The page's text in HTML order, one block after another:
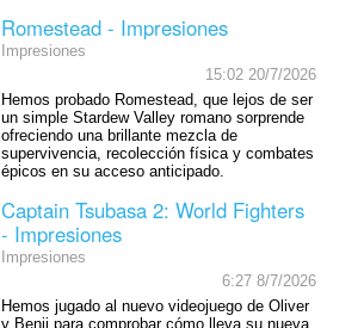
Romestead - Impresiones
Impresiones
15:02 20/7/2026
Hemos probado Romestead, que lejos de ser
un simple Stardew Valley romano sorprende
ofreciendo una brillante mezcla de
supervivencia, recolección física y combates
épicos en su acceso anticipado.
Captain Tsubasa 2: World Fighters
- Impresiones
Impresiones
6:27 8/7/2026
Hemos jugado al nuevo videojuego de Oliver
y Benji para comprobar cómo lleva su nueva